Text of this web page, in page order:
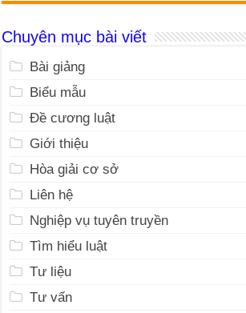
Chuyên mục bài viết
Bài giảng
Biểu mẫu
Đề cương luật
Giới thiệu
Hòa giải cơ sở
Liên hệ
Nghiệp vụ tuyên truyền
Tìm hiểu luật
Tư liệu
Tư vấn